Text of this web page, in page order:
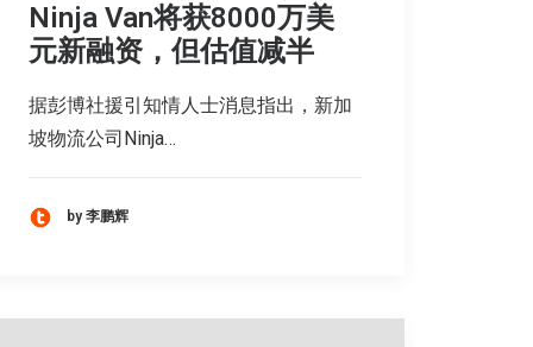
Ninja Van将获8000万美
元新融资，但估值减半
据彭博社援引知情人士消息指出，新加
坡物流公司Ninja…
by 李鹏辉